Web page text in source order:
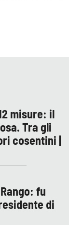
misure: il
Tra gli
cosentini |
fu
di